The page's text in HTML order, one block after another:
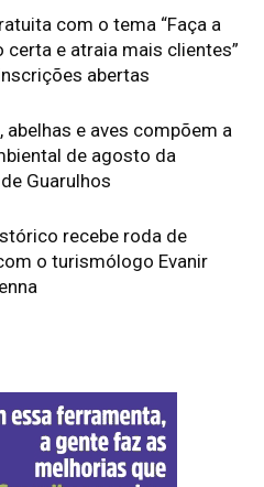
com o tema “Faça a
certa e atraia mais clientes”
abertas
abelhas e aves compõem a
de agosto da
Guarulhos
recebe roda de
o turismólogo Evanir